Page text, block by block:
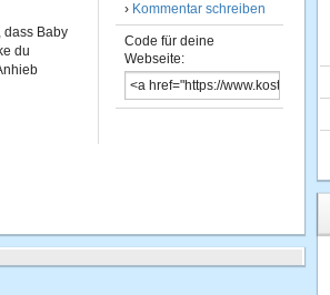
dass Baby
du
› Kommentar schreiben
Code für deine
Webseite: